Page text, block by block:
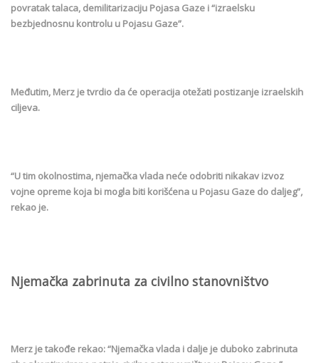
povratak talaca, demilitarizaciju Pojasa Gaze i “izraelsku
bezbjednosnu kontrolu u Pojasu Gaze”.
Međutim, Merz je tvrdio da će operacija otežati postizanje izraelskih
ciljeva.
“U tim okolnostima, njemačka vlada neće odobriti nikakav izvoz
vojne opreme koja bi mogla biti korišćena u Pojasu Gaze do daljeg”,
rekao je.
Njemačka zabrinuta za civilno stanovništvo
Merz je takođe rekao: “Njemačka vlada i dalje je duboko zabrinuta